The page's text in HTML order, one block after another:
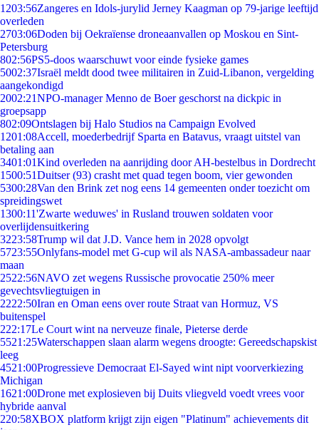
1203:56Zangeres en Idols-jurylid Jerney Kaagman op 79-jarige leeftijd
overleden
2703:06Doden bij Oekraïense droneaanvallen op Moskou en Sint-
Petersburg
802:56PS5-doos waarschuwt voor einde fysieke games
5002:37Israël meldt dood twee militairen in Zuid-Libanon, vergelding
aangekondigd
2002:21NPO-manager Menno de Boer geschorst na dickpic in
groepsapp
802:09Ontslagen bij Halo Studios na Campaign Evolved
1201:08Accell, moederbedrijf Sparta en Batavus, vraagt uitstel van
betaling aan
3401:01Kind overleden na aanrijding door AH-bestelbus in Dordrecht
1500:51Duitser (93) crasht met quad tegen boom, vier gewonden
5300:28Van den Brink zet nog eens 14 gemeenten onder toezicht om
spreidingswet
1300:11'Zwarte weduwes' in Rusland trouwen soldaten voor
overlijdensuitkering
3223:58Trump wil dat J.D. Vance hem in 2028 opvolgt
5723:55Onlyfans-model met G-cup wil als NASA-ambassadeur naar
maan
2522:56NAVO zet wegens Russische provocatie 250% meer
gevechtsvliegtuigen in
2222:50Iran en Oman eens over route Straat van Hormuz, VS
buitenspel
222:17Le Court wint na nerveuze finale, Pieterse derde
5521:25Waterschappen slaan alarm wegens droogte: Gereedschapskist
leeg
4521:00Progressieve Democraat El-Sayed wint nipt voorverkiezing
Michigan
1621:00Drone met explosieven bij Duits vliegveld voedt vrees voor
hybride aanval
220:58XBOX platform krijgt zijn eigen "Platinum" achievements dit